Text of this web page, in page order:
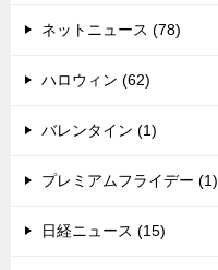
ネットニュース (78)
ハロウィン (62)
バレンタイン (1)
プレミアムフライデー (1)
日経ニュース (15)